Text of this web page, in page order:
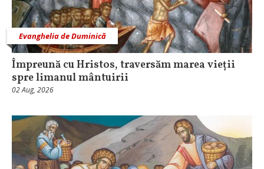
Evanghelia de Duminică
Împreună cu Hristos, traversăm marea vieții
spre limanul mântuirii
02 Aug, 2026